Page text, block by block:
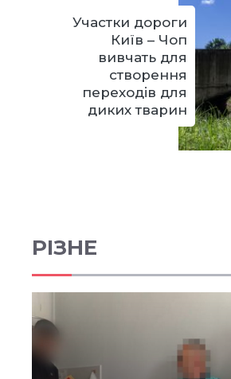
Участки дороги
Київ – Чоп
вивчать для
створення
переходів для
диких тварин
РІЗНЕ